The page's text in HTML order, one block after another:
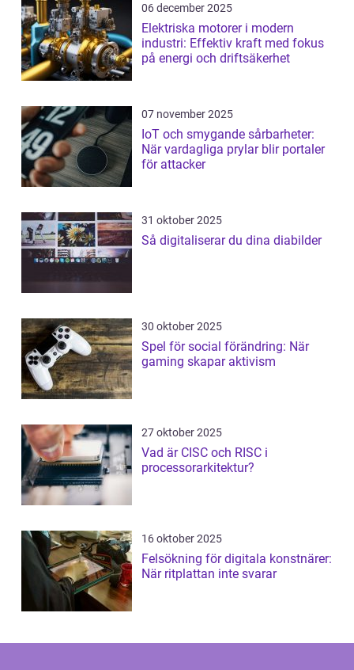
06 december 2025
Elektriska motorer i modern
industri: Effektiv kraft med fokus
på energi och driftsäkerhet
07 november 2025
IoT och smygande sårbarheter:
När vardagliga prylar blir portaler
för attacker
31 oktober 2025
Så digitaliserar du dina diabilder
30 oktober 2025
Spel för social förändring: När
gaming skapar aktivism
27 oktober 2025
Vad är CISC och RISC i
processorarkitektur?
16 oktober 2025
Felsökning för digitala konstnärer:
När ritplattan inte svarar